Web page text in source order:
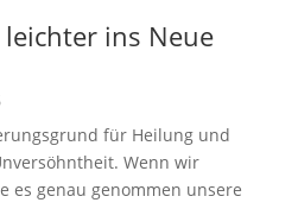
ins Neue
für Heilung und
Wenn wir
es genau genommen unsere